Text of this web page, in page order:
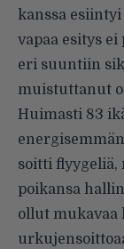
kanssa esiintyi
vapaa esitys
eri suuntiin
muistuttanut
Huimasti 83
soitti flyygeliä,
poikansa
ollut mukavaa